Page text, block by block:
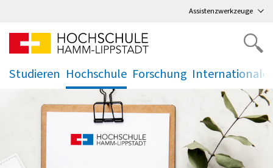
Assistenzwerkzeuge
Studieren Hochschule
.
Forschung
.